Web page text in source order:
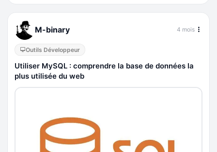
M-binary 4 mois
Outils Développeur
Utiliser MySQL : comprendre la base de données la
plus utilisée du web